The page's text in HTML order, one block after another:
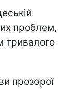
проблем,
тривалого
прозорої